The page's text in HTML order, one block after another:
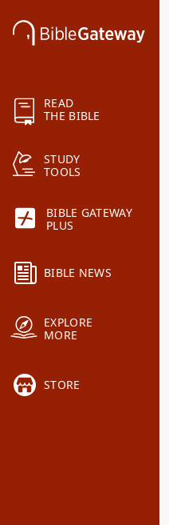
READ
THE BIBLE
STUDY
TOOLS
BIBLE GATEWAY
PLUS
BIBLE NEWS
EXPLORE
MORE
STORE